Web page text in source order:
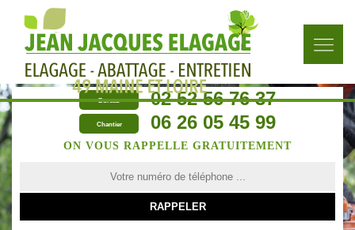
Bureau 02 52 56 76 37
Chantier 06 26 05 45 99
ON VOUS RAPPELLE GRATUITEMENT